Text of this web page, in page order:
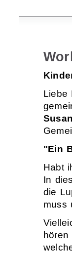
Liebe
"Ein
Habt
In
die
muss